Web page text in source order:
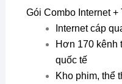
Gói Combo Internet
Internet cáp
Hơn 170 kênh
quốc tế
Kho phim, thể